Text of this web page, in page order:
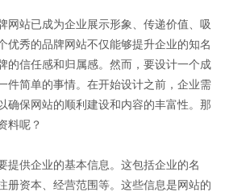
网站已成为企业展示形象、传递价值、吸
优秀的品牌网站不仅能够提升企业的知名
的信任感和归属感。然而，要设计一个成
件简单的事情。在开始设计之前，企业需
确保网站的顺利建设和内容的丰富性。那
料呢？
提供企业的基本信息。这包括企业的名
册资本、经营范围等。这些信息是网站的